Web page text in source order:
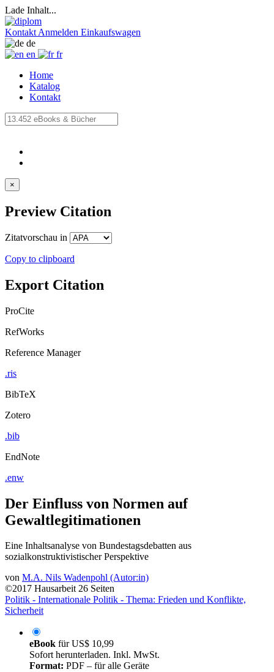
Lade Inhalt...
Kontakt Anmelden Einkaufswagen
de
en
fr
Home
Katalog
Kontakt
×
Preview Citation
Zitatvorschau in
Copy to clipboard
Export Citation
ProCite
RefWorks
Reference Manager
.ris
BibTeX
Zotero
.bib
EndNote
.enw
Der Einfluss von Normen auf
Gewaltlegitimationen
Eine Inhaltsanalyse von Bundestagsdebatten aus
sozialkonstruktivistischer Perspektive
von M.A. Nils Wadenpohl (Autor:in)
©2017 Hausarbeit 26 Seiten
Politik - Internationale Politik - Thema: Frieden und Konflikte,
Sicherheit
eBook fürUS$ 10,99
Sofort herunterladen. Inkl. MwSt.
Format: PDF – für alle Geräte